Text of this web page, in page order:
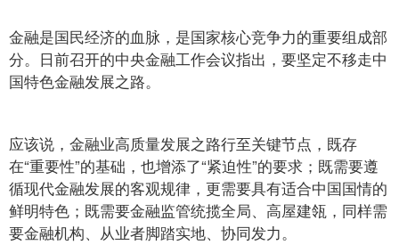
金融是国民经济的血脉，是国家核心竞争力的重要组成部
分。日前召开的中央金融工作会议指出，要坚定不移走中
国特色金融发展之路。
应该说，金融业高质量发展之路行至关键节点，既存
在“重要性”的基础，也增添了“紧迫性”的要求；既需要遵
循现代金融发展的客观规律，更需要具有适合中国国情的
鲜明特色；既需要金融监管统揽全局、高屋建瓴，同样需
要金融机构、从业者脚踏实地、协同发力。